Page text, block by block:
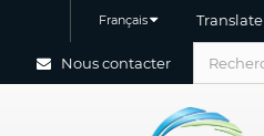
Translate
Français
Nous contacter